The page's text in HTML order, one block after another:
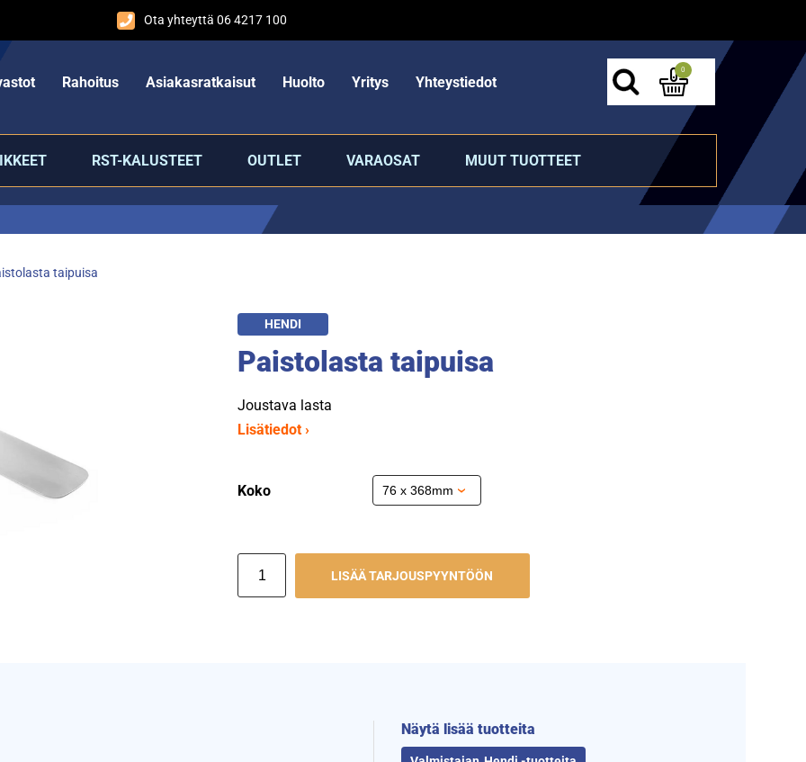
Ota yhteyttä 06 4217 100
Rahoitus Asiakasratkaisut Huolto Yritys Yhteystiedot
0
RST-KALUSTEET OUTLET VARAOSAT MUUT TUOTTEET
taipuisa
HENDI
Paistolasta taipuisa
Joustava lasta
Lisätiedot ›
Koko
LISÄÄ TARJOUSPYYNTÖÖN
Näytä lisää tuotteita